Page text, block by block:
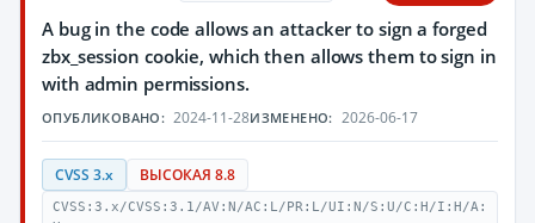
A bug in the code allows an attacker to sign a forged
zbx_session cookie, which then allows them to sign in
with admin permissions.
ОПУБЛИКОВАНО: 2024-11-28ИЗМЕНЕНО: 2026-06-17
CVSS 3.x ВЫСОКАЯ 8.8
CVSS:3.x/CVSS:3.1/AV:N/AC:L/PR:L/UI:N/S:U/C:H/I:H/A: